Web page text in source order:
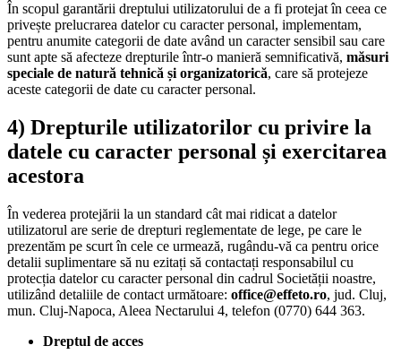
În scopul garantării dreptului utilizatorului de a fi protejat în ceea ce
privește prelucrarea datelor cu caracter personal, implementam,
pentru anumite categorii de date având un caracter sensibil sau care
sunt apte să afecteze drepturile într-o manieră semnificativă, măsuri
speciale de natură tehnică și organizatorică, care să protejeze
aceste categorii de date cu caracter personal.
4) Drepturile utilizatorilor cu privire la
datele cu caracter personal și exercitarea
acestora
În vederea protejării la un standard cât mai ridicat a datelor
utilizatorul are serie de drepturi reglementate de lege, pe care le
prezentăm pe scurt în cele ce urmează, rugându-vă ca pentru orice
detalii suplimentare să nu ezitați să contactați responsabilul cu
protecția datelor cu caracter personal din cadrul Societății noastre,
utilizând detaliile de contact următoare: office@effeto.ro, jud. Cluj,
mun. Cluj-Napoca, Aleea Nectarului 4, telefon (0770) 644 363.
Dreptul de acces